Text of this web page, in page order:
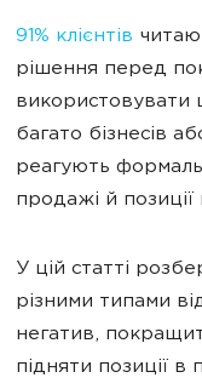
91% клієнтів
рішення перед
використовувати
багато бізнесів
реагують
продажі й
У цій статті
різними типами
негатив,
підняти позиції